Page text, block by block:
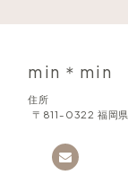
min＊min
住所
〒811-0322 福岡